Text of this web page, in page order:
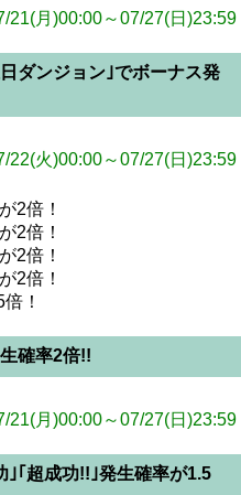
21(月)00:00～07/27(日)23:59
ダンジョン｣でボーナス発
22(火)00:00～07/27(日)23:59
2倍！
2倍！
2倍！
2倍！
！
確率2倍!!
21(月)00:00～07/27(日)23:59
｣｢超成功!!｣発生確率が1.5